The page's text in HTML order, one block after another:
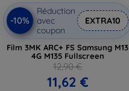
-10%
Réduction
avec
coupon
EXTRA10
Film 3MK ARC+ FS Samsung M13
4G M135 Fullscreen
12,90 €
11,62 €